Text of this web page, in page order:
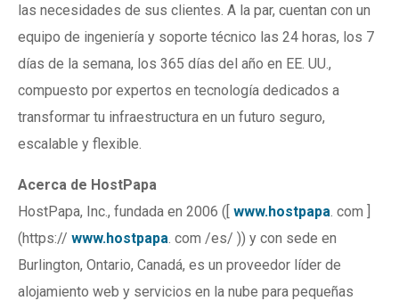
las necesidades de sus clientes. A la par, cuentan con un
equipo de ingeniería y soporte técnico las 24 horas, los 7
días de la semana, los 365 días del año en EE. UU.,
compuesto por expertos en tecnología dedicados a
transformar tu infraestructura en un futuro seguro,
escalable y flexible.
Acerca de HostPapa
HostPapa, Inc., fundada en 2006 ([ www.hostpapa. com ]
(https:// www.hostpapa. com /es/ )) y con sede en
Burlington, Ontario, Canadá, es un proveedor líder de
alojamiento web y servicios en la nube para pequeñas